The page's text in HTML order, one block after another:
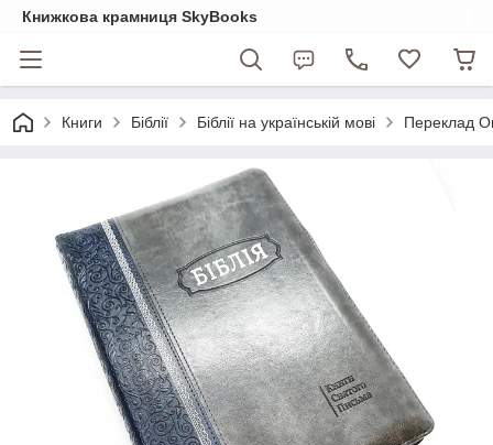
Книжкова крамниця SkyBooks
Книги Біблії Біблії на українській мові Переклад